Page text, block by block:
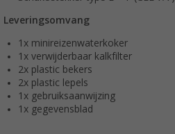
Leveringsomvang
1x minireizenwaterkoker
1x verwijderbaar kalkfilter
2x plastic bekers
2x plastic lepels
1x gebruiksaanwijzing
1x gegevensblad